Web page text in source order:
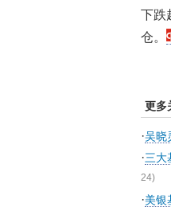
下跌
仓。
更多
·吴晓
·三大
24)
·美银